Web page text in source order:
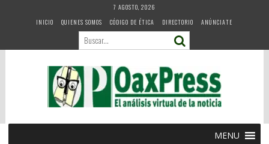
7 AGOSTO, 2026
INICIO
QUIENES SOMOS CÓDIGO DE ÉTICA DIRECTORIO ANÚNCIATE
MENU